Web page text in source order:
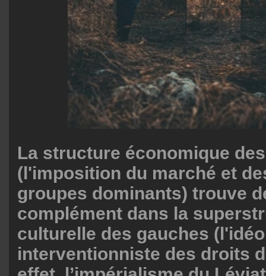
La structure économique
(l'imposition du marché et
groupes dominants) trouve
complément dans la
culturelle des gauches
interventionniste des droits